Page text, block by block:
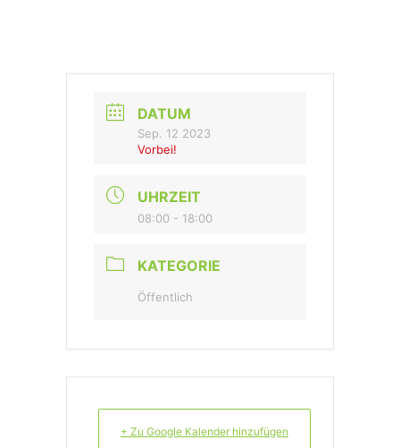
DATUM
Sep. 12 2023
Vorbei!
UHRZEIT
08:00 - 18:00
KATEGORIE
Öffentlich
+ Zu Google Kalender hinzufügen